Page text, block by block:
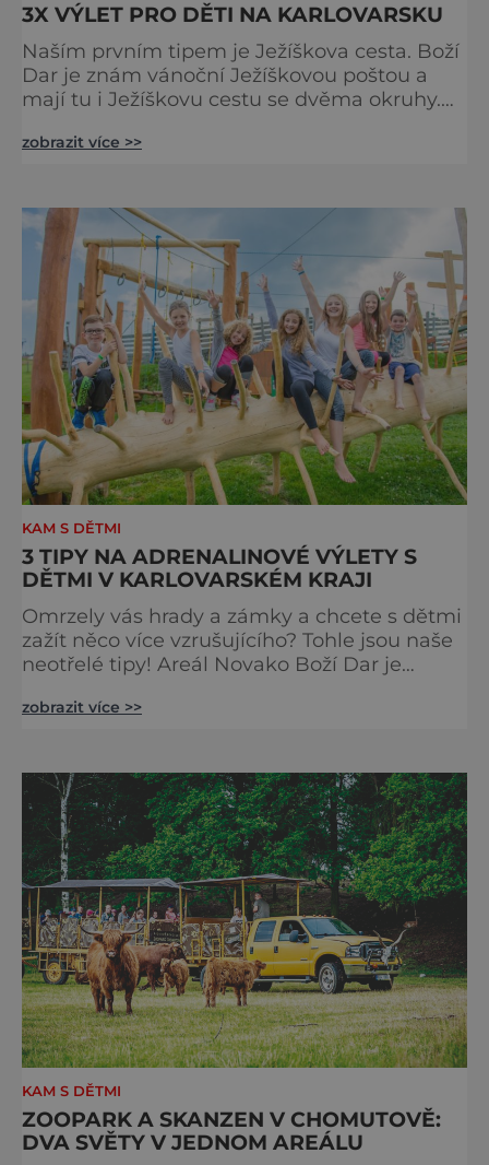
3X VÝLET PRO DĚTI NA KARLOVARSKU
Naším prvním tipem je Ježíškova cesta. Boží
Dar je znám vánoční Ježíškovou poštou a
mají tu i Ježíškovu cestu se dvěma okruhy.
atrakcemi pro děti. Malý okruh, určený těm
turisty. Na cestu vyrazí děti se svým
doprovodem od Infocentra v městečku Boží
Dar. Cesta má 13 zastávek, v k
zobrazit více >>
KAM S DĚTMI
3 TIPY NA ADRENALINOVÉ VÝLETY S
DĚTMI V KARLOVARSKÉM KRAJI
Omrzely vás hrady a zámky a chcete s dětmi
zažít něco více vzrušujícího? Tohle jsou naše
neotřelé tipy! Areál Novako Boží Dar je
Novako vám i v letních měsících naservíruje
káře? Nebo vás víc lákají trampolíny,
skluzavky a skákací hrady? A co třeba lanové
centrum s děts
zobrazit více >>
KAM S DĚTMI
ZOOPARK A SKANZEN V CHOMUTOVĚ:
DVA SVĚTY V JEDNOM AREÁLU